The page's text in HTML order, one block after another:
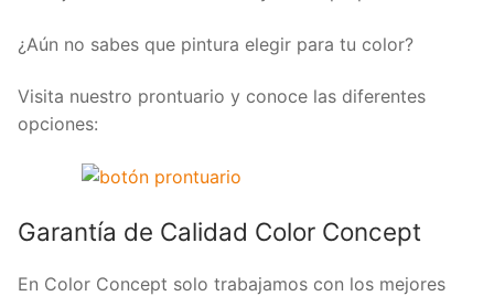
¿Aún no sabes que pintura elegir para tu color?
Visita nuestro prontuario y conoce las diferentes
opciones:
Garantía de Calidad Color Concept
En Color Concept solo trabajamos con los mejores